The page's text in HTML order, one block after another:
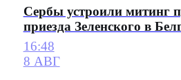
Сербы устроили митинг
приезда Зеленского в
16:48
8 АВГ